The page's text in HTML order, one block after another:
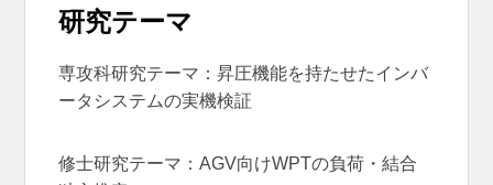
研究テーマ
専攻科研究テーマ：昇圧機能を持たせたインバ
ータシステムの実機検証
修士研究テーマ：AGV向けWPTの負荷・結合